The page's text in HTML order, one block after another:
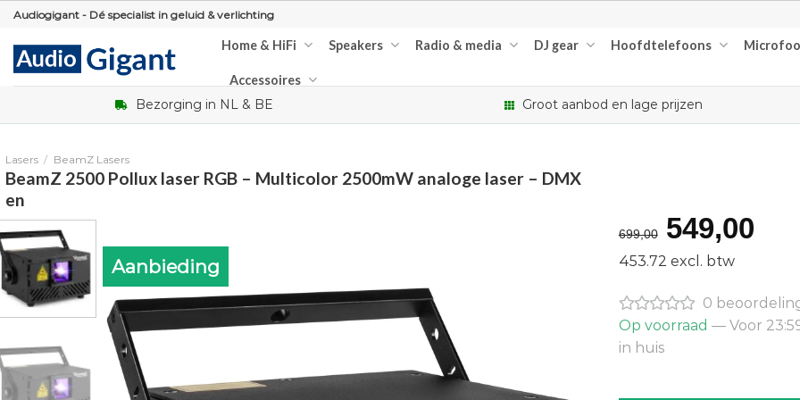
Skip
content
Audiogigant - Dé specialist in geluid & verlichting
Home & HiFi Speakers Radio & media DJ gear Hoofdtelefoons
Accessoires
Bezorging in NL & BE Groot aanbod en lage prijzen
Lasers / BeamZ Lasers
BeamZ 2500 Pollux laser RGB – Multicolor 2500mW analoge laser – DMX
en
Aanbieding
699,00
prijs
was:
€699,00.
549,00
453.72 excl. btw
0
Op voorraad — Voor
in huis